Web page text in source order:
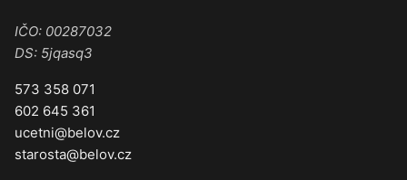
IČO: 00287032
DS: 5jqasq3
573 358 071
602 645 361
ucetni@belov.cz
starosta@belov.cz